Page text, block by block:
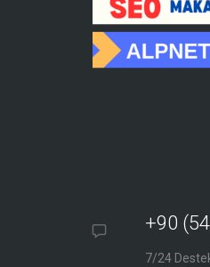
+90
7/24